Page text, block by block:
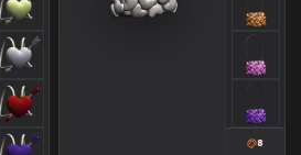
8